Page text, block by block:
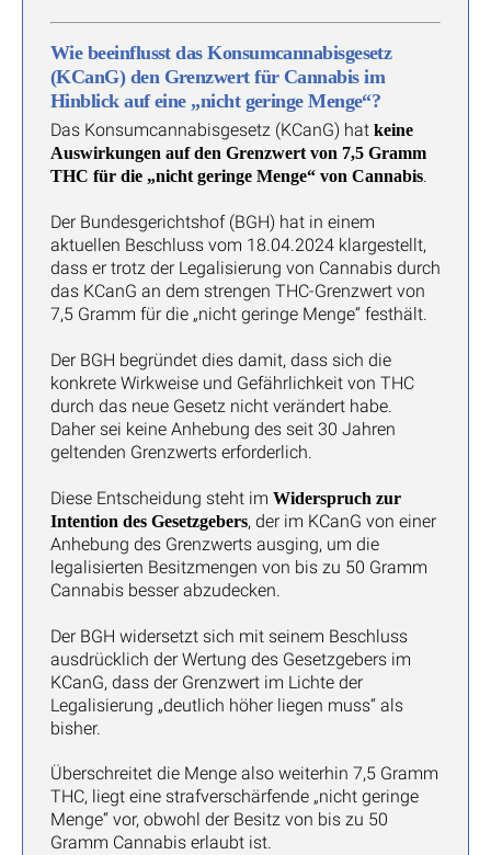
Wie beeinflusst das Konsumcannabisgesetz
(KCanG) den Grenzwert für Cannabis im
Hinblick auf eine „nicht geringe Menge“?
Das Konsumcannabisgesetz (KCanG) hat keine
Auswirkungen auf den Grenzwert von 7,5 Gramm
THC für die „nicht geringe Menge“ von Cannabis.
Der Bundesgerichtshof (BGH) hat in einem
aktuellen Beschluss vom 18.04.2024 klargestellt,
dass er trotz der Legalisierung von Cannabis durch
das KCanG an dem strengen THC-Grenzwert von
7,5 Gramm für die „nicht geringe Menge“ festhält.
Der BGH begründet dies damit, dass sich die
konkrete Wirkweise und Gefährlichkeit von THC
durch das neue Gesetz nicht verändert habe.
Daher sei keine Anhebung des seit 30 Jahren
geltenden Grenzwerts erforderlich.
Diese Entscheidung steht im Widerspruch zur
Intention des Gesetzgebers, der im KCanG von einer
Anhebung des Grenzwerts ausging, um die
legalisierten Besitzmengen von bis zu 50 Gramm
Cannabis besser abzudecken.
Der BGH widersetzt sich mit seinem Beschluss
ausdrücklich der Wertung des Gesetzgebers im
KCanG, dass der Grenzwert im Lichte der
Legalisierung „deutlich höher liegen muss“ als
bisher.
Überschreitet die Menge also weiterhin 7,5 Gramm
THC, liegt eine strafverschärfende „nicht geringe
Menge“ vor, obwohl der Besitz von bis zu 50
Gramm Cannabis erlaubt ist.